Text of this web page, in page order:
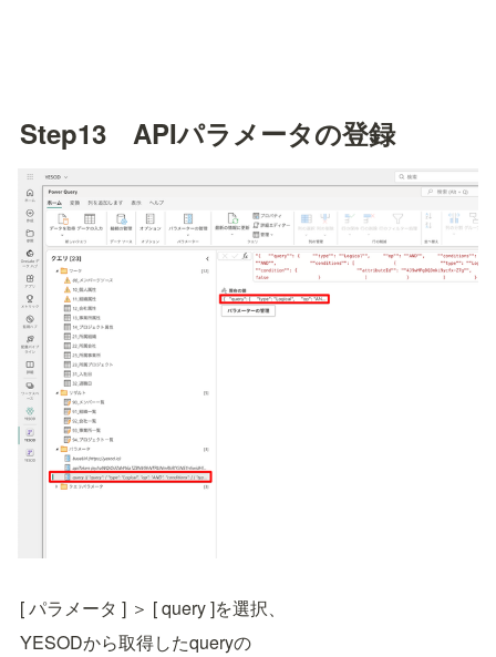
Step13　APIパラメータの登録
[ パラメータ ] ＞ [ query ]を選択、
YESODから取得したqueryの